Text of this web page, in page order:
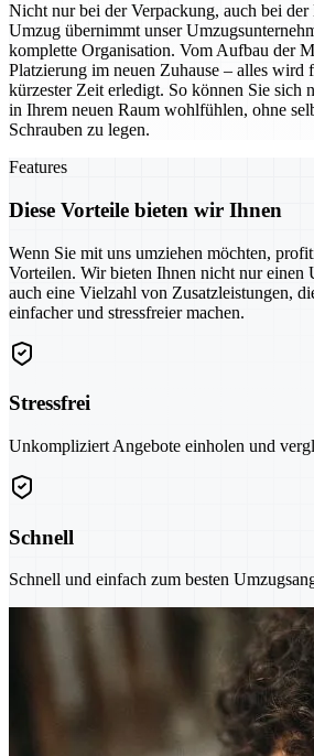
Nicht nur bei der Verpackung, auch bei der
Umzug übernimmt unser
komplette Organisation. Vom Aufbau der
Platzierung im neuen Zuhause – alles wird
kürzester Zeit erledigt. So können Sie sich
in Ihrem neuen Raum wohlfühlen, ohne
Schrauben zu legen.
Features
Diese Vorteile bieten wir Ihnen
Wenn Sie mit uns umziehen möchten,
Vorteilen. Wir bieten Ihnen nicht nur einen
auch eine Vielzahl von Zusatzleistungen,
einfacher und stressfreier machen.
Stressfrei
Unkompliziert Angebote einholen und
Schnell
Schnell und einfach zum besten